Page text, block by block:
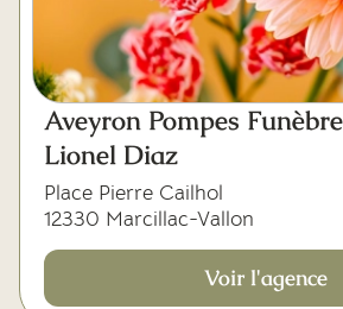
Aveyron Pompes
Lionel Diaz
Place Pierre Cailhol
12330 Marcillac-Vallon
Voir l'agence